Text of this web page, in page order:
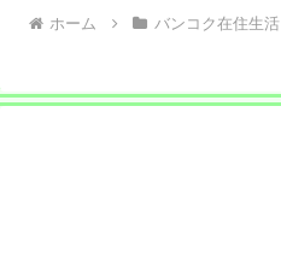
ホーム バンコク在住生活